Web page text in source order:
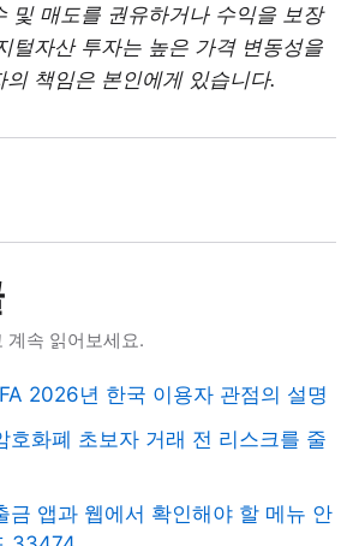
및 매도를 권유하거나 수익을 보장
털자산 투자는 높은 가격 변동성을
책임은 본인에게 있습니다.
계속 읽어보세요.
2026년 한국 이용자 관점의 설명
호화폐 초보자 거래 전 리스크를 줄
금 앱과 웹에서 확인해야 할 메뉴 안